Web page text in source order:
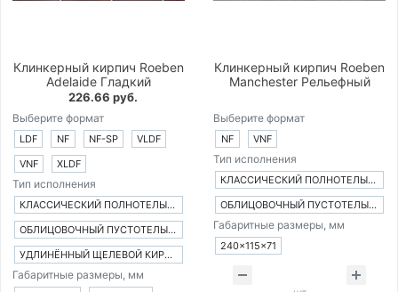
Клинкерный кирпич Roeben
Adelaide Гладкий
226.66 руб.
Выберите формат
LDF NF NF-SP
VLDF
VNF
XLDF
Тип исполнения
КЛАССИЧЕСКИЙ ПОЛНОТЕЛЫЙ КИРПИЧ
ОБЛИЦОВОЧНЫЙ ПУСТОТЕЛЫЙ КИРПИЧ
УДЛИНЁННЫЙ ЩЕЛЕВОЙ КИРПИЧ
Габаритные размеры, мм
Клинкерный кирпич Roeben
Manchester Рельефный
Выберите формат
NF VNF
Тип исполнения
КЛАССИЧЕСКИЙ ПОЛНОТЕЛЫЙ КИРПИЧ
ОБЛИЦОВОЧНЫЙ ПУСТОТЕЛЫЙ КИРПИЧ
Габаритные размеры, мм
240×115×71